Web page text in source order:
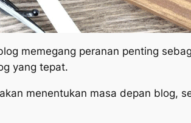
memegang peranan penting
yang tepat.
menentukan masa depan blog,